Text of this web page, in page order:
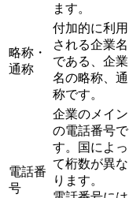
ます。
略称・
通称
付加的に利用
される企業名
である、企業
名の略称、通
称です。
電話番
号
企業のメイン
の電話番号で
す。国によっ
て桁数が異な
ります。